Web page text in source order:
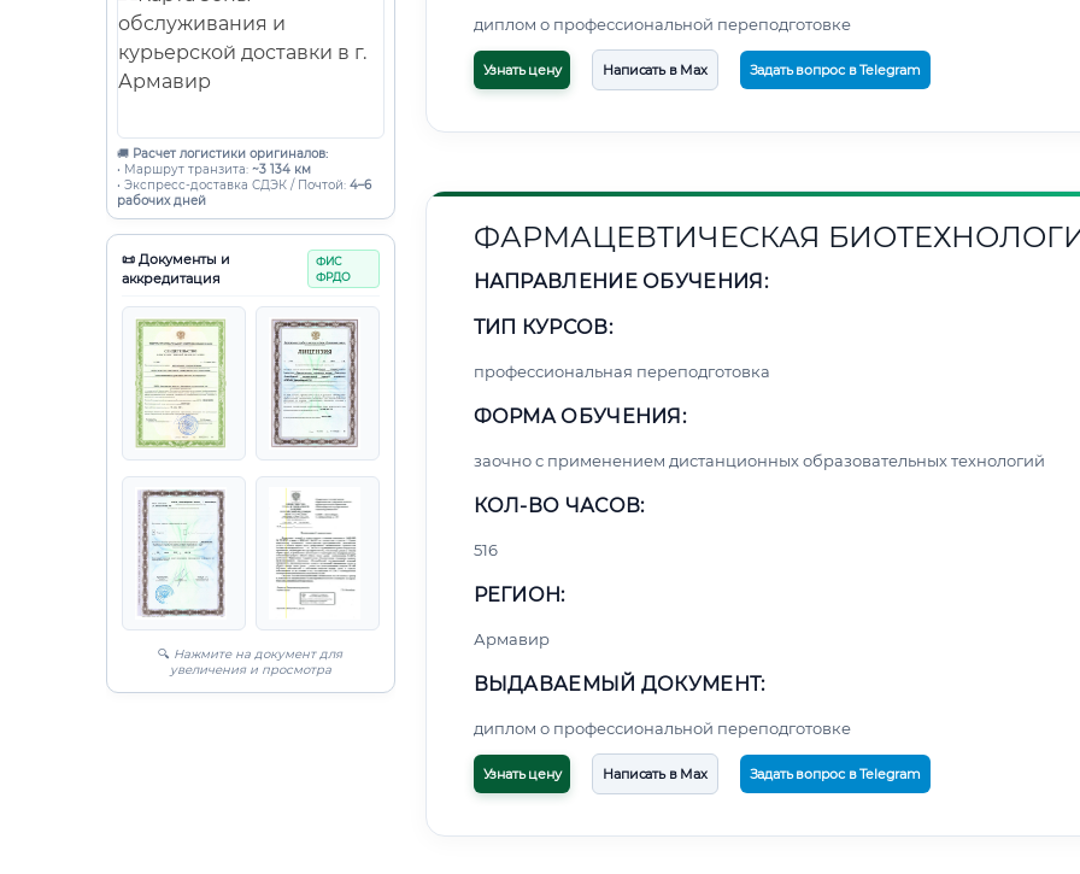
🚚 Расчет логистики оригиналов:
• Маршрут транзита: ~3 134 км
• Экспресс-доставка СДЭК / Почтой: 4–6
рабочих дней
📜 Документы и
аккредитация
ФИС
ФРДО
🔍 Нажмите на документ для
увеличения и просмотра
диплом о профессиональной переподготовке
Узнать цену Написать в Max Задать вопрос в Telegram
ФАРМАЦЕВТИЧЕСКАЯ
НАПРАВЛЕНИЕ ОБУЧЕНИЯ:
ТИП КУРСОВ:
профессиональная переподготовка
ФОРМА ОБУЧЕНИЯ:
заочно с применением дистанционных образовательных технологий
КОЛ-ВО ЧАСОВ:
516
РЕГИОН:
Армавир
ВЫДАВАЕМЫЙ ДОКУМЕНТ:
диплом о профессиональной переподготовке
Узнать цену Написать в Max Задать вопрос в Telegram